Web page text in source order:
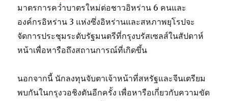
มาตรการควํ่าบาตรใหม่ต่อชาวอิหร่าน 6 คนและ
องค์กรอิหร่าน 3 แห่งซึ่งอิหร่านและสหภาพยุโรปจะ
จัดการประชุมระดับรัฐมนตรีที่กรุงบรัสเซลส์ในสัปดาห์
หน้าเพื่อหารือถึงสถานการณ์ที่เกิดขึ้น
นอกจากนี้ นักลงทุนจับตาเจ้าหน้าที่สหรัฐและจีนเตรียม
พบกันในกรุงวอชิงตันอีกครั้ง เพื่อหารือเกี่ยวกับความขัด